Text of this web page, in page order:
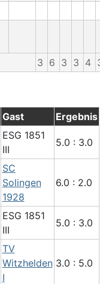
3 6 3 3 4
Gast Ergebnis
ESG 1851
III
5.0 : 3.0
SC
Solingen
1928
6.0 : 2.0
ESG 1851
III
5.0 : 3.0
TV
Witzhelden
I
3.0 : 5.0